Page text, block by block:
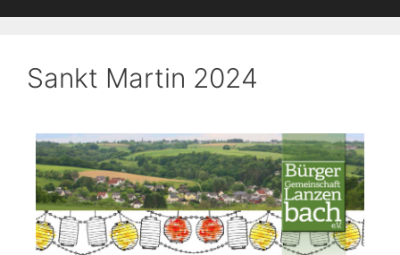
Sankt Martin 2024